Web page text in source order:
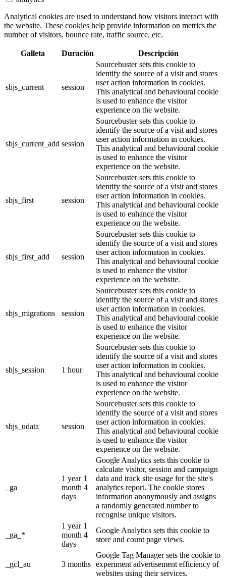
Analytical cookies are used to understand how visitors interact with
the website. These cookies help provide information on metrics the
number of visitors, bounce rate, traffic source, etc.
Galleta Duración Descripción
sbjs_current session
Sourcebuster sets this cookie to
identify the source of a visit and stores
user action information in cookies.
This analytical and behavioural cookie
is used to enhance the visitor
experience on the website.
sbjs_current_add session
Sourcebuster sets this cookie to
identify the source of a visit and stores
user action information in cookies.
This analytical and behavioural cookie
is used to enhance the visitor
experience on the website.
sbjs_first session
Sourcebuster sets this cookie to
identify the source of a visit and stores
user action information in cookies.
This analytical and behavioural cookie
is used to enhance the visitor
experience on the website.
sbjs_first_add session
Sourcebuster sets this cookie to
identify the source of a visit and stores
user action information in cookies.
This analytical and behavioural cookie
is used to enhance the visitor
experience on the website.
sbjs_migrations session
Sourcebuster sets this cookie to
identify the source of a visit and stores
user action information in cookies.
This analytical and behavioural cookie
is used to enhance the visitor
experience on the website.
sbjs_session 1 hour
Sourcebuster sets this cookie to
identify the source of a visit and stores
user action information in cookies.
This analytical and behavioural cookie
is used to enhance the visitor
experience on the website.
sbjs_udata session
Sourcebuster sets this cookie to
identify the source of a visit and stores
user action information in cookies.
This analytical and behavioural cookie
is used to enhance the visitor
experience on the website.
_ga
1 year 1
month 4
days
Google Analytics sets this cookie to
calculate visitor, session and campaign
data and track site usage for the site's
analytics report. The cookie stores
information anonymously and assigns
a randomly generated number to
recognise unique visitors.
_ga_*
1 year 1
month 4
days
Google Analytics sets this cookie to
store and count page views.
_gcl_au 3 months
Google Tag Manager sets the cookie to
experiment advertisement efficiency of
websites using their services.